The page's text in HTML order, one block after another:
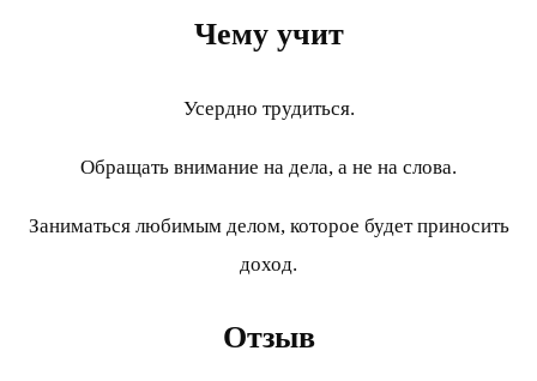
Чему учит
Усердно трудиться.
Обращать внимание на дела, а не на слова.
Заниматься любимым делом, которое будет приносить
доход.
Отзыв